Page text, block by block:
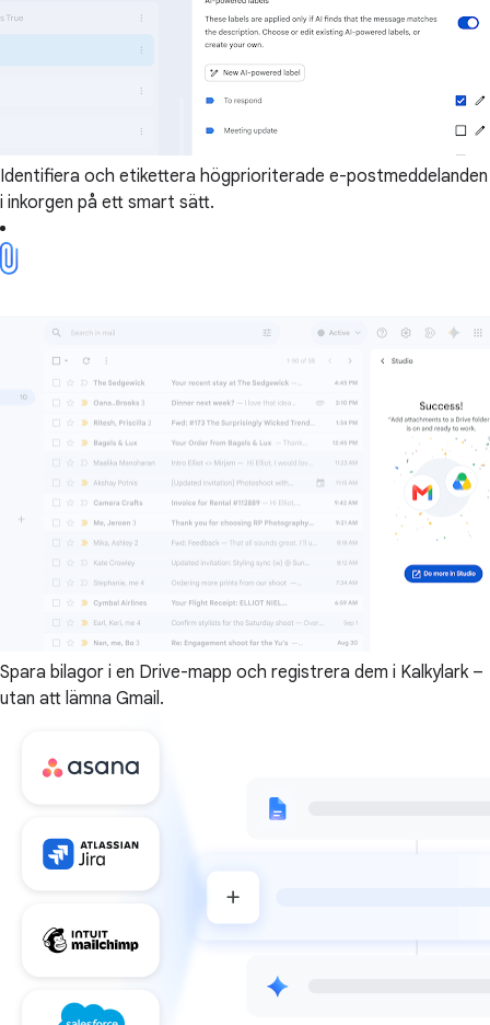
Identifiera och etikettera högprioriterade e-postmeddelanden
i inkorgen på ett smart sätt.
Spara bilagor i en Drive-mapp och registrera dem i Kalkylark –
utan att lämna Gmail.